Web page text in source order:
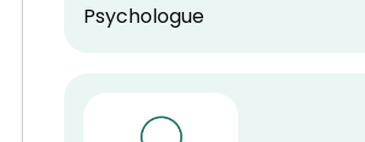
Psychologue